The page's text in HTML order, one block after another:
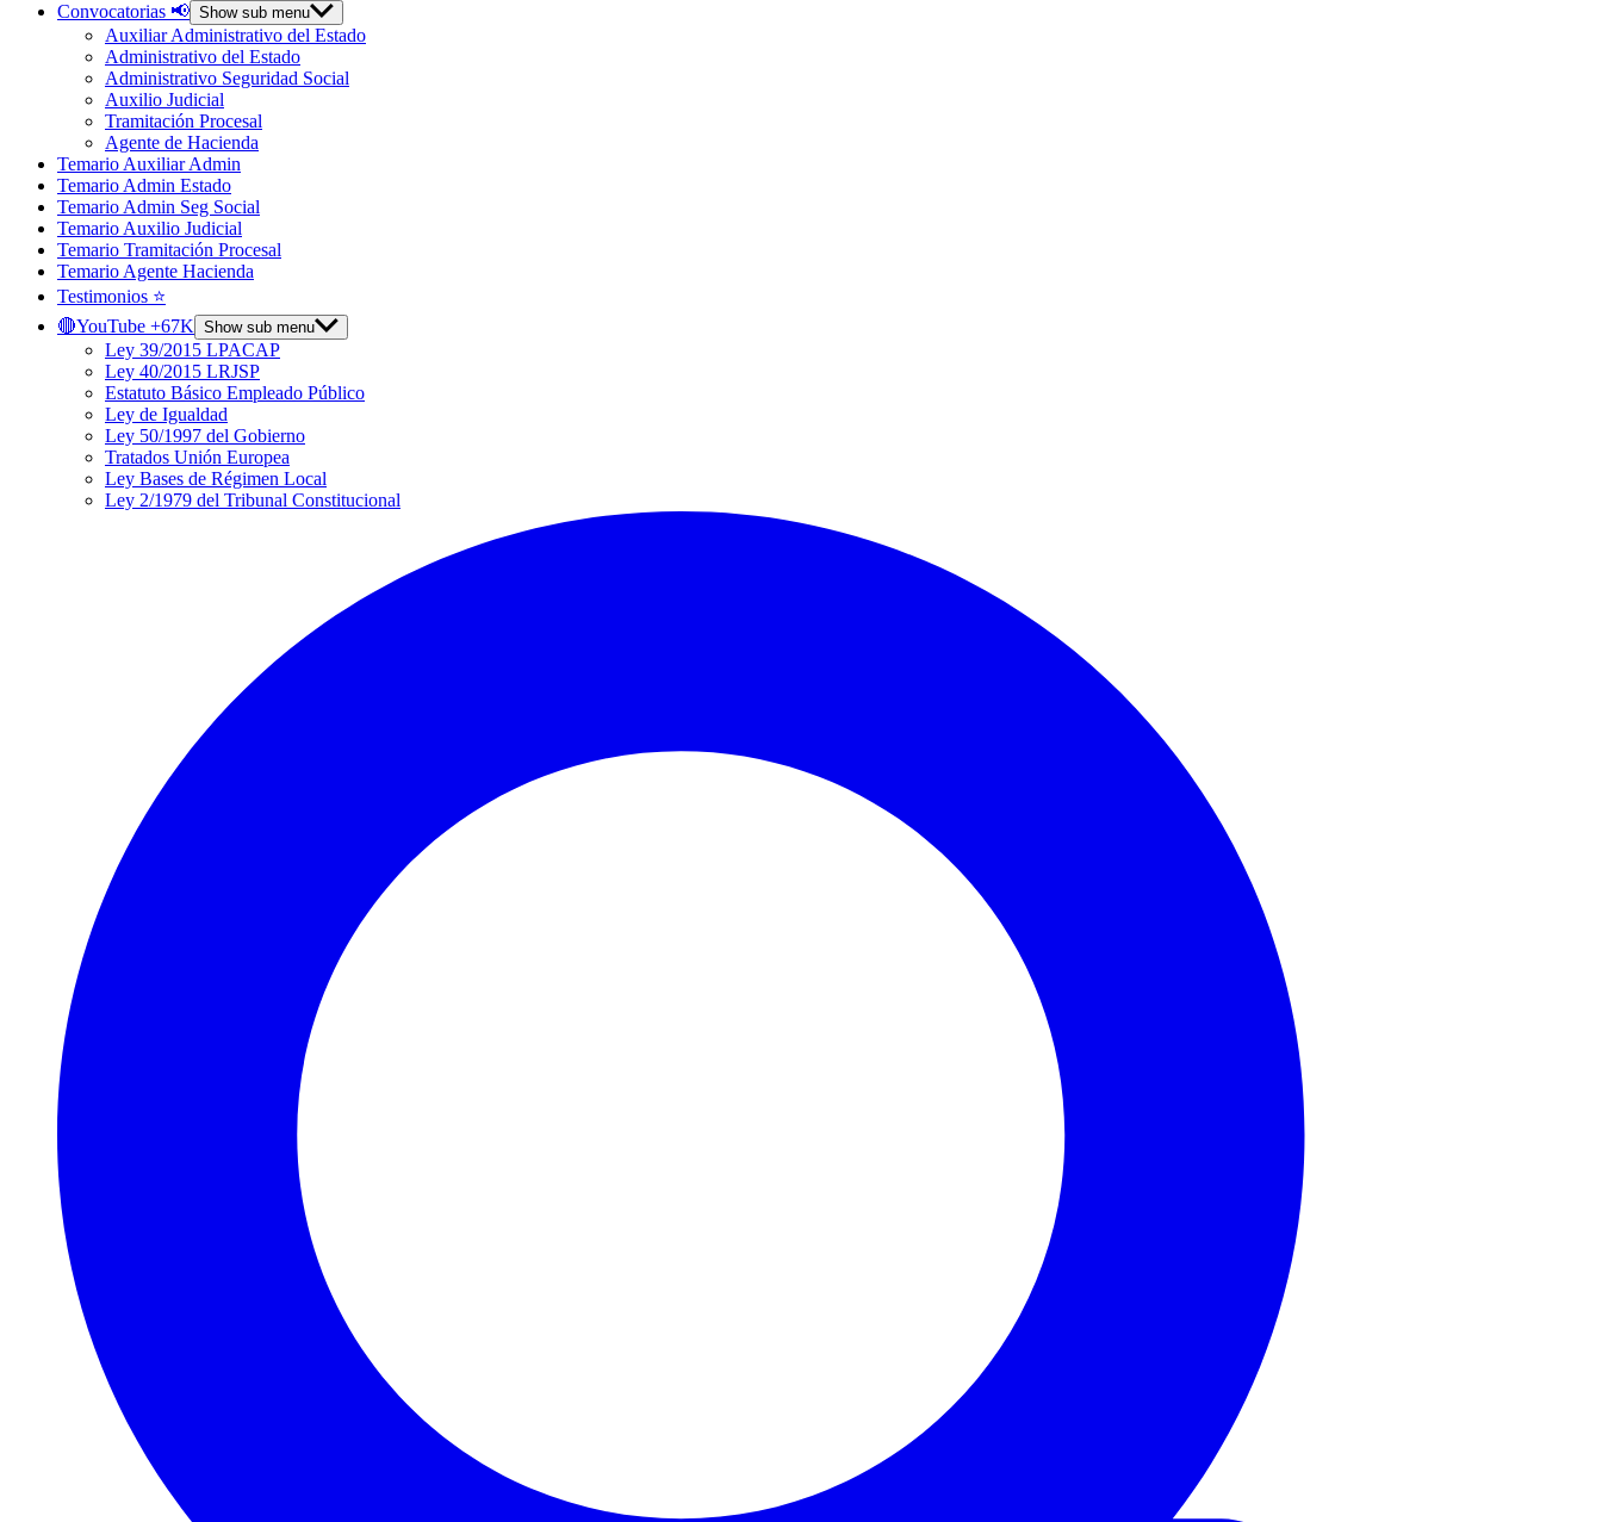
Convocatorias 📢 Show sub menu
Auxiliar Administrativo del Estado
Administrativo del Estado
Administrativo Seguridad Social
Auxilio Judicial
Tramitación Procesal
Agente de Hacienda
Temario Auxiliar Admin
Temario Admin Estado
Temario Admin Seg Social
Temario Auxilio Judicial
Temario Tramitación Procesal
Temario Agente Hacienda
Testimonios ⭐️
🔴YouTube +67K Show sub menu
Ley 39/2015 LPACAP
Ley 40/2015 LRJSP
Estatuto Básico Empleado Público
Ley de Igualdad
Ley 50/1997 del Gobierno
Tratados Unión Europea
Ley Bases de Régimen Local
Ley 2/1979 del Tribunal Constitucional